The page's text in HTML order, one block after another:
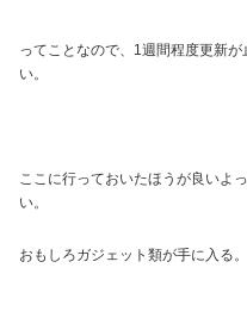
ってことなので、1週間程度更新
い。
ここに行っておいたほうが良いよ
い。
おもしろガジェット類が手に入る